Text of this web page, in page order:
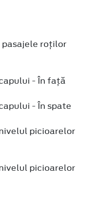
pasajele roților
- În față
- În spate
picioarelor
picioarelor